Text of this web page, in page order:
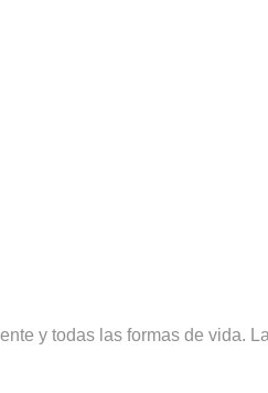
y todas las formas de vida.